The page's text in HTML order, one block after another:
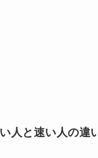
人と速い人の違